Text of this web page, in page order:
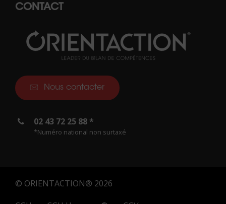
CONTACT
Nous contacter
02 43 72 25 88 *
*Numéro national non surtaxé
© ORIENTACTION® 2026